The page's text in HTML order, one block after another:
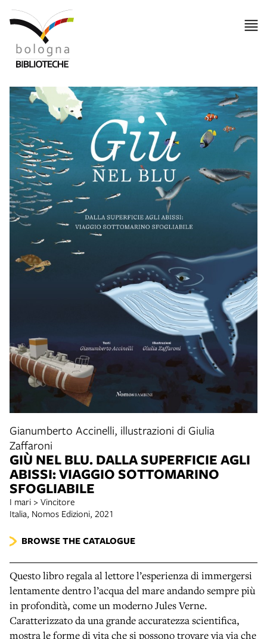
Gianumberto Accinelli, illustrazioni di Giulia
Zaffaroni
GIÙ NEL BLU. DALLA SUPERFICIE AGLI
ABISSI: VIAGGIO SOTTOMARINO
SFOGLIABILE
I mari > Vincitore
Italia, Nomos Edizioni, 2021
BROWSE THE CATALOGUE
Questo libro regala al lettore l’esperienza di immergersi
lentamente dentro l’acqua del mare andando sempre più
in profondità, come un moderno Jules Verne.
Caratterizzato da una grande accuratezza scientifica,
mostra le forme di vita che si possono trovare via via che